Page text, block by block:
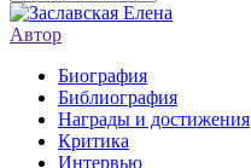
Автор
Биография
Библиография
Награды и достижения
Критика
Интервью